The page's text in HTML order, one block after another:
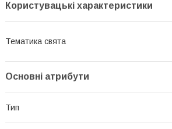
Користувацькі характеристики
Тематика свята
Основні атрибути
Тип